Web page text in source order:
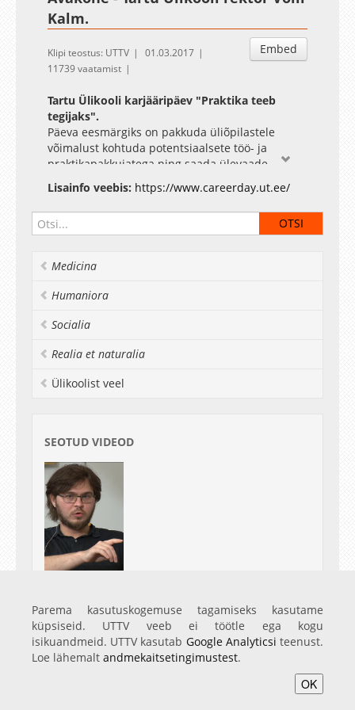
Kalm.
Embed
Klipi teostus: UTTV
01.03.2017
11739 vaatamist
Tartu Ülikooli karjääripäev "Praktika teeb
tegijaks". ​
Päeva eesmärgiks on pakkuda üliõpilastele
võimalust kohtuda potentsiaalsete töö- ja
praktikapakkujatega ning saada ülevaade
tänasest ja homsest tööturust.
Karjäärimessil on esindatud ettevõtted ja
organisatsioonid nii era-, avalikust kui ka
mittetulundussektorist. Karjääripäev on
välisüliõpilastele.
Lisainfo veebis: https://www.careerday.ut.ee/
Medicina
Humaniora
Socialia
Realia et naturalia
Ülikoolist veel
SEOTUD VIDEOD
"Tugevale teooriale praktiline väljund"
01.03.17
Parema kasutuskogemuse tagamiseks kasutame
küpsiseid. UTTV veeb ei töötle ega kogu
isikuandmeid. UTTV kasutab Google Analyticsi teenust.
Loe lähemalt andmekaitsetingimustest.
OK